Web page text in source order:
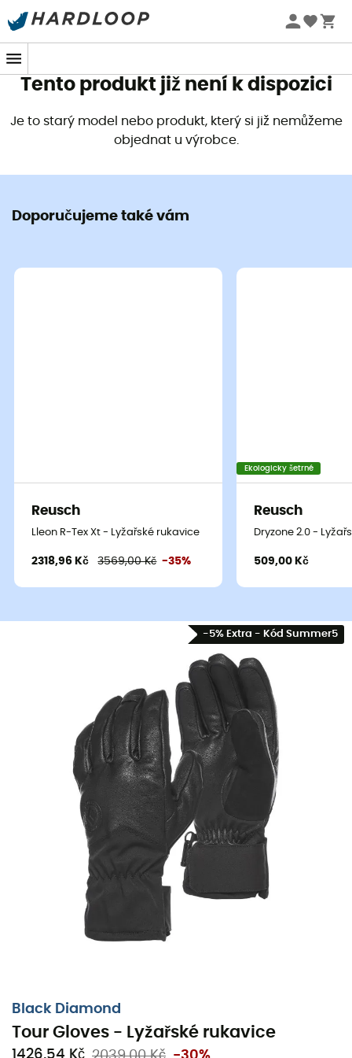
Letní akce 🔥 -5 % EXTRA při nákupu 2 produktů* s kódem
Tento produkt již není k dispozici
Je to starý model nebo produkt, který si již nemůžeme
objednat u výrobce.
Doporučujeme také vám
Reusch
Lleon R-Tex Xt - Lyžařské rukavice
2318,96 Kč 3569,00 Kč -35%
Ekologicky šetrné
Reusch
Dryzone 2.0 -
509,00 Kč
-5% Extra - Kód Summer5
Black Diamond
Tour Gloves - Lyžařské rukavice
1426,54 Kč